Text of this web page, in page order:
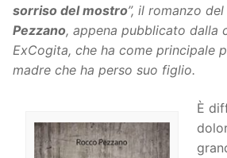
sorriso del mostro”, il romanzo
Pezzano, appena pubblicato dalla
ExCogita, che ha come principale
madre che ha perso suo figlio.
È